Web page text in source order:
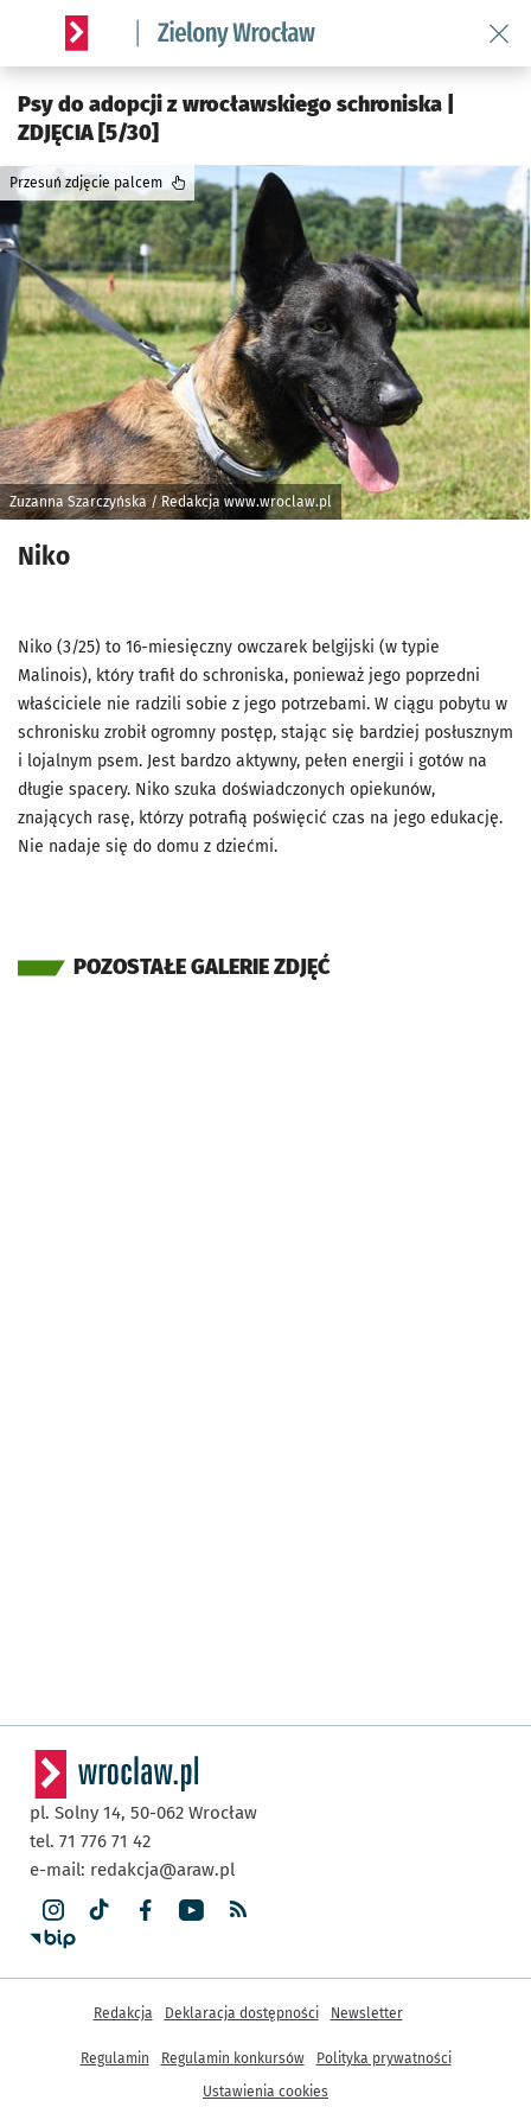
Serwis informacyjny wroclaw.pl podserwis: Środowisko we
Psy do adopcji z wrocławskiego schroniska |
ZDJĘCIA [5/30]
Zuzanna Szarczyńska / Redakcja www.wroclaw.pl
Przesuń zdjęcie palcem
Niko
Niko (3/25) to 16-miesięczny owczarek belgijski (w typie
Malinois), który trafił do schroniska, ponieważ jego poprzedni
właściciele nie radzili sobie z jego potrzebami. W ciągu pobytu w
schronisku zrobił ogromny postęp, stając się bardziej posłusznym
i lojalnym psem. Jest bardzo aktywny, pełen energii i gotów na
długie spacery. Niko szuka doświadczonych opiekunów,
znających rasę, którzy potrafią poświęcić czas na jego edukację.
Nie nadaje się do domu z dziećmi.
POZOSTAŁE GALERIE ZDJĘĆ
pl. Solny 14, 50-062 Wrocław
tel. 71 776 71 42
e-mail: redakcja@araw.pl
Inne informacje
Redakcja Deklaracja dostępności Newsletter
Regulamin Regulamin konkursów
Polityka prywatności
Ustawienia cookies